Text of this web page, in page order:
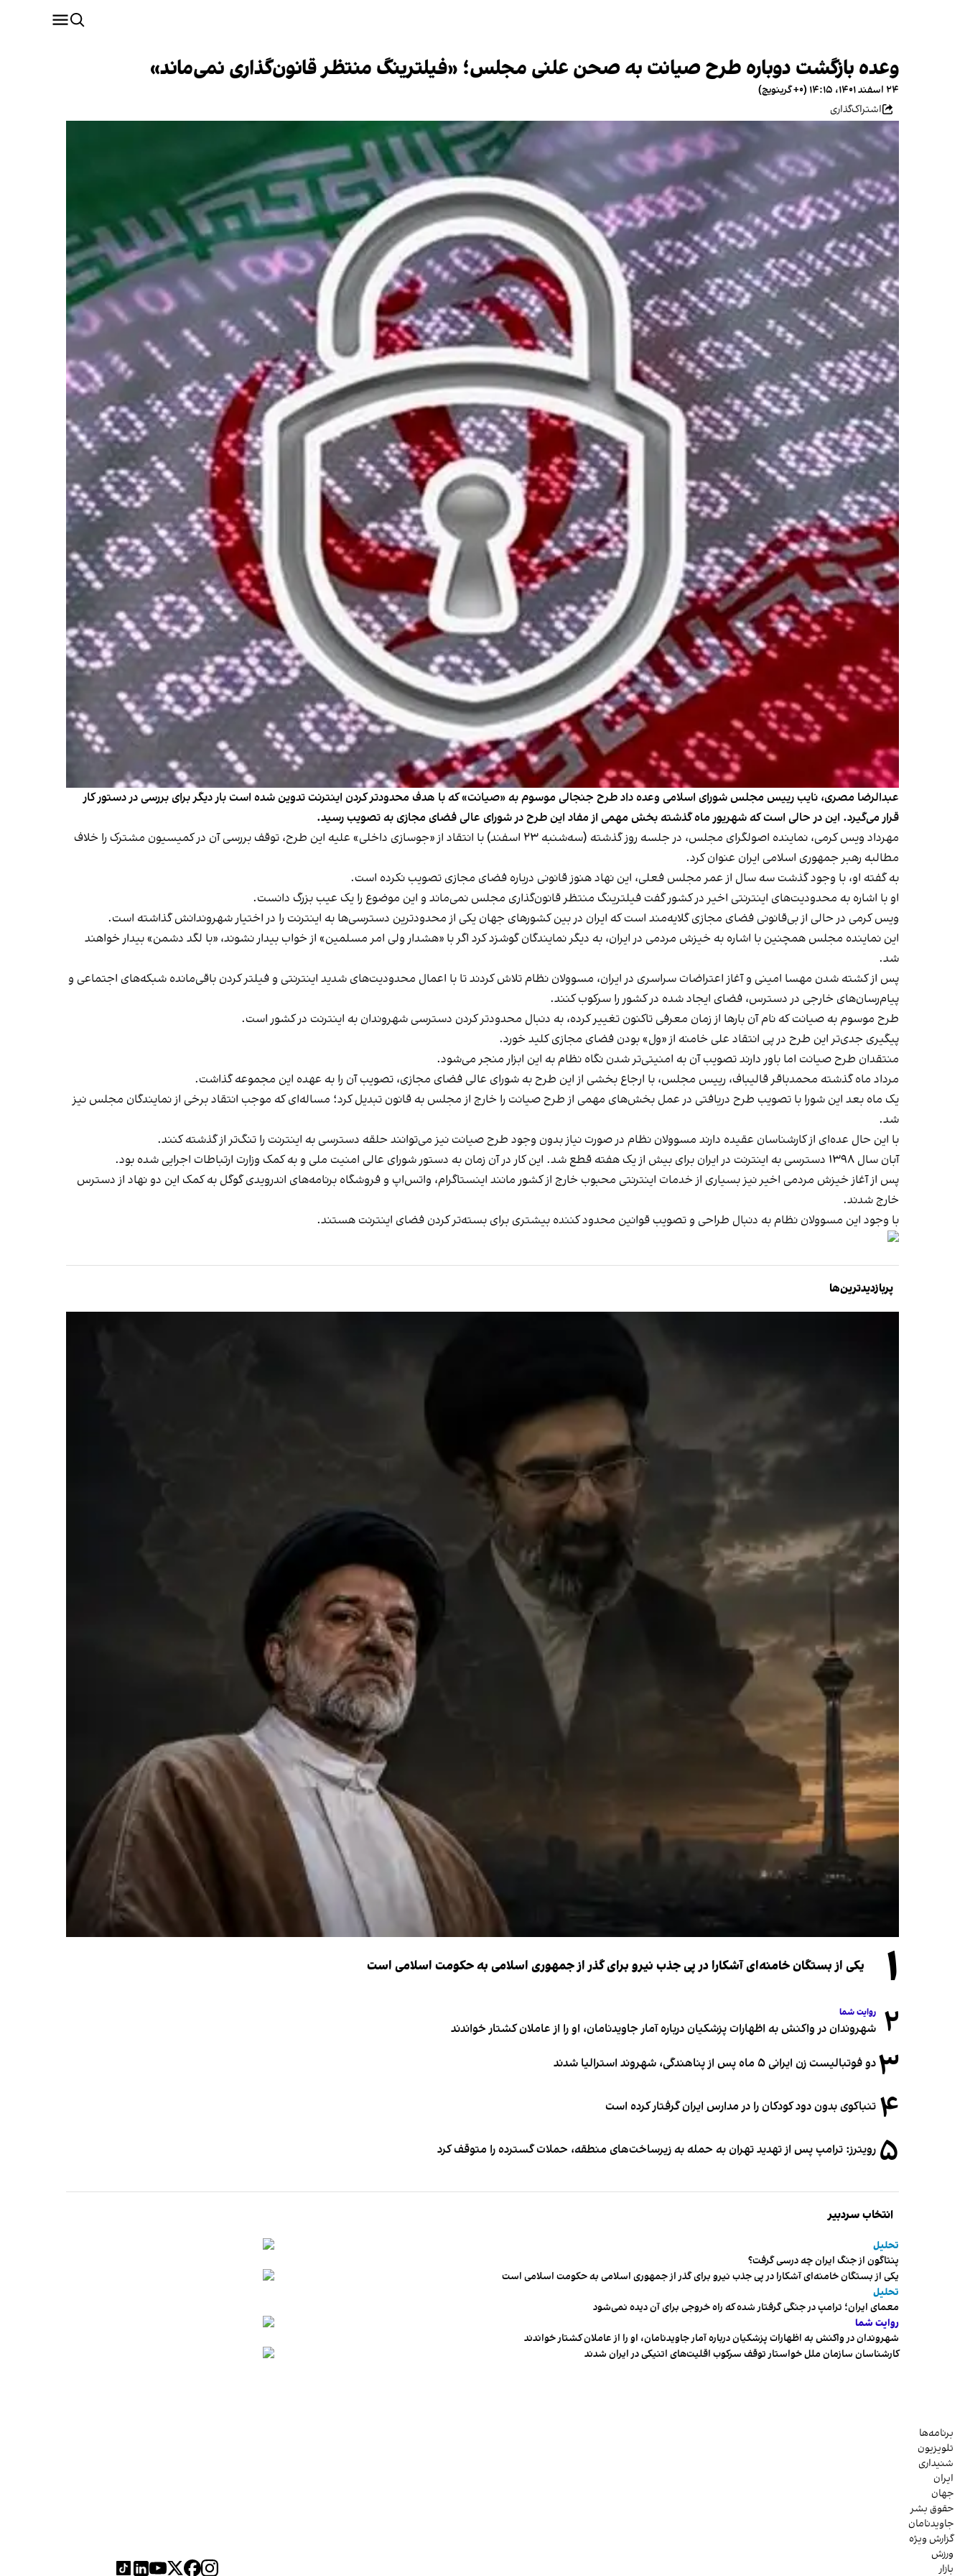
وعده بازگشت دوباره طرح صیانت به صحن علنی مجلس؛ «فیلترینگ منتظر قانون‌گذاری نمی‌ماند»
۲۴ اسفند ۱۴۰۱، ۱۴:۱۵ (‎+۰ گرینویچ)
اشتراک‌گذاری
عبدالرضا مصری، نایب رییس مجلس شورای اسلامی وعده داد طرح جنجالی موسوم به «صیانت» که با هدف محدودتر کردن اینترنت تدوین شده است بار دیگر برای بررسی در دستور کار
قرار می‌گیرد. این در حالی است که شهریور ماه گذشته بخش مهمی از مفاد این طرح در شورای عالی فضای مجازی به تصویب رسید.
مهرداد ویس کرمی، نماینده اصولگرای مجلس، در جلسه روز گذشته (سه‌شنبه ۲۳ اسفند) با انتقاد از «جوسازی داخلی» علیه این طرح، توقف بررسی آن در کمیسیون مشترک را خلاف
مطالبه رهبر جمهوری اسلامی ایران عنوان کرد.
به گفته او، با وجود گذشت سه سال از عمر مجلس فعلی، این نهاد هنوز قانونی درباره فضای مجازی تصویب نکرده است.
او با اشاره به محدودیت‌های اینترنتی اخیر در کشور گفت فیلترینگ منتظر قانون‌گذاری مجلس نمی‌ماند و این موضوع را یک عیب بزرگ دانست.
ویس کرمی در حالی از بی‌قانونی فضای مجازی گلایه‌مند است که ایران در بین کشورهای جهان یکی از محدودترین دسترسی‌ها به اینترنت را در اختیار شهروندانش گذاشته است.
این نماینده مجلس همچنین با اشاره به خیزش مردمی در ایران، به دیگر نمایندگان گوشزد کرد اگر با «هشدار ولی امر مسلمین» از خواب بیدار نشوند، «با لگد دشمن» بیدار خواهند
شد.
پس از کشته شدن مهسا امینی و آغاز اعتراضات سراسری در ایران، مسوولان نظام تلاش کردند تا با اعمال محدودیت‌های شدید اینترنتی و فیلتر کردن باقی‌مانده شبکه‌های اجتماعی و
پیام‌رسان‌های خارجی در دسترس، فضای ایجاد شده در کشور را سرکوب کنند.
طرح موسوم به صیانت که نام آن بارها از زمان معرفی تاکنون تغییر کرده، به دنبال محدودتر کردن دسترسی شهروندان به اینترنت در کشور است.
پیگیری جدی‌تر این طرح در پی انتقاد علی خامنه از «ول» بودن فضای مجازی کلید خورد.
منتقدان طرح صیانت اما باور دارند تصویب آن به امنیتی‌تر شدن نگاه نظام به این ابزار منجر می‌شود.
مرداد ماه گذشته محمدباقر قالیباف، رییس مجلس، با ارجاع بخشی از این طرح به شورای عالی فضای مجازی، تصویب آن را به عهده این مجموعه گذاشت.
یک ماه بعد این شورا با تصویب طرح دریافتی در عمل بخش‌های مهمی از طرح صیانت را خارج از مجلس به قانون تبدیل کرد؛ مساله‌ای که موجب انتقاد برخی از نمایندگان مجلس نیز
شد.
با این حال عده‌ای از کارشناسان عقیده دارند مسوولان نظام در صورت نیاز بدون وجود طرح صیانت نیز می‌توانند حلقه دسترسی به اینترنت را تنگ‌تر از گذشته کنند.
آبان سال ۱۳۹۸ دسترسی به اینترنت در ایران برای بیش از یک هفته قطع شد. این کار در آن زمان به دستور شورای عالی امنیت ملی و به کمک وزارت ارتباطات اجرایی شده بود.
پس از آغاز خیزش مردمی اخیر نیز بسیاری از خدمات اینترنتی محبوب خارج از کشور مانند اینستاگرام، واتس‌اپ و فروشگاه برنامه‌های اندرویدی گوگل به کمک این دو نهاد از دسترس
خارج شدند.
با وجود این مسوولان نظام به دنبال طراحی و تصویب قوانین محدود کننده بیشتری برای بسته‌تر کردن فضای اینترنت هستند.
پربازدیدترین‌ها
۱ یکی از بستگان خامنه‌ای آشکارا در پی جذب نیرو برای گذر از جمهوری اسلامی به حکومت اسلامی است
۲ روایت شما
شهروندان در واکنش به اظهارات پزشکیان درباره آمار جاویدنامان، او را از عاملان کشتار خواندند
۳دو فوتبالیست زن ایرانی ۵ ماه پس از پناهندگی، شهروند استرالیا شدند
۴ تنباکوی بدون دود کودکان را در مدارس ایران گرفتار کرده است
۵ رویترز: ترامپ پس از تهدید تهران به حمله به زیرساخت‌های منطقه، حملات گسترده را متوقف کرد
انتخاب سردبیر
تحلیل
پنتاگون از جنگ ایران چه درسی گرفت؟
یکی از بستگان خامنه‌ای آشکارا در پی جذب نیرو برای گذر از جمهوری اسلامی به حکومت اسلامی است
تحلیل
معمای ایران؛ ترامپ در جنگی گرفتار شده که راه خروجی برای آن دیده نمی‌شود
روایت شما
شهروندان در واکنش به اظهارات پزشکیان درباره آمار جاویدنامان، او را از عاملان کشتار خواندند
کارشناسان سازمان ملل خواستار توقف سرکوب اقلیت‌های اتنیکی در ایران شدند
برنامه‌ها
تلویزیون
شنیداری
ایران
جهان
حقوق بشر
جاویدنامان
گزارش ویژه
ورزش
بازار